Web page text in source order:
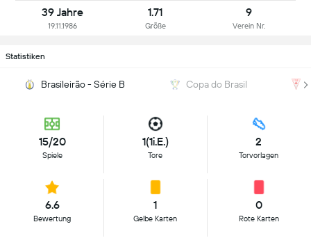
39 Jahre
19.11.1986
1.71
Größe
9
Verein Nr.
Statistiken
Brasileirão - Série B Copa do Brasil
15/20
Spiele
1(1i.E.)
Tore
2
Torvorlagen
6.6
Bewertung
1
Gelbe Karten
0
Rote Karten